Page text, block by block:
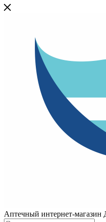
Аптечный интернет-магазин